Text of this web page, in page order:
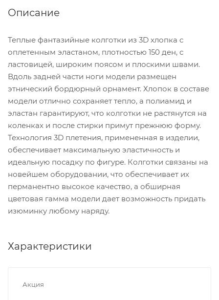
Описание
Теплые фантазийные колготки из 3D хлопка с
оплетенным эластаном, плотностью 150 ден, с
ластовицей, широким поясом и плоскими швами.
Вдоль задней части ноги модели размещен
этнический бордюрный орнамент. Хлопок в составе
модели отлично сохраняет тепло, а полиамид и
эластан гарантируют, что колготки не растянутся на
коленках и после стирки примут прежнюю форму.
Технология 3D плетения, примененная в изделии,
обеспечивает максимальную эластичность и
идеальную посадку по фигуре. Колготки связаны на
новейшем оборудовании, что обеспечивает их
перманентно высокое качество, а обширная
цветовая гамма модели дает возможность придать
изюминку любому наряду.
Характеристики
Акция